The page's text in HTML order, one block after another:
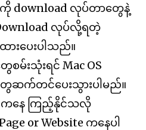
ကို download လုပ်တာတွေနဲ့
လုပ်လို့ရတဲ့
းပေးပါသည်။
စမ်းသုံးရင် Mac OS
ဆက်တင်ပေးသွားပါမည်။
ကနေ ကြည့်နိုင်သလို
or Website ကနေပါ